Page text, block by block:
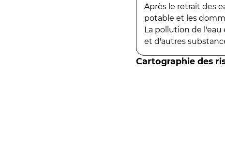
Après le retrait des
potable et les
La pollution de
et d'autres
Cartographie des